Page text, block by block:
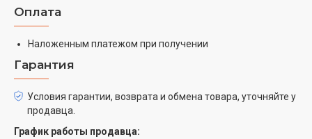
индикация.
Оплата
Наложенным платежом при получении
Гарантия
Условия гарантии, возврата и обмена товара, уточняйте у
продавца.
График работы продавца: